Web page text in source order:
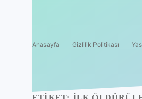
Anasayfa Gizlilik Politikası